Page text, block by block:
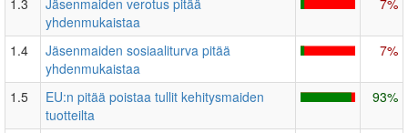
1.3
Jäsenmaiden verotus pitää
yhdenmukaistaa
7%
1.4
Jäsenmaiden sosiaaliturva pitää
yhdenmukaistaa
7%
1.5
EU:n pitää poistaa tullit kehitysmaiden
tuotteilta
93%